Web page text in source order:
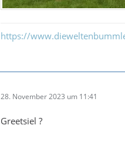
https://
28. November 2023 um 11:41
Greetsiel ?